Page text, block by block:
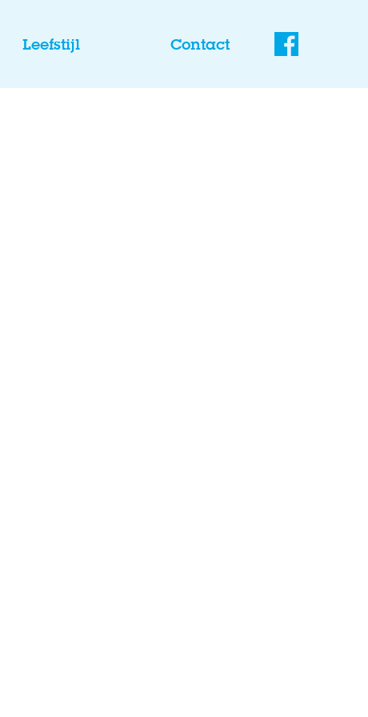
Leefstijl Contact